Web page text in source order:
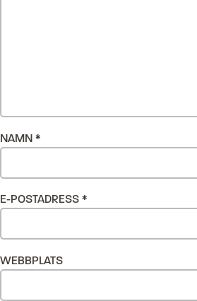
NAMN *
E-POSTADRESS *
WEBBPLATS